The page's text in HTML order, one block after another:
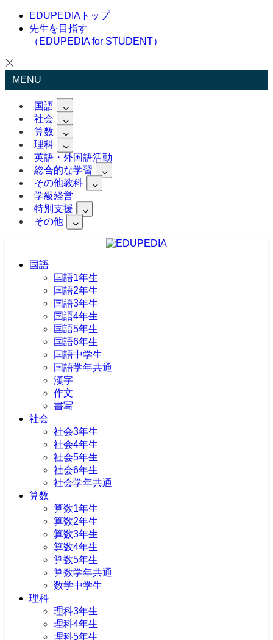
EDUPEDIAトップ
先生を目指す
（EDUPEDIA for STUDENT）
MENU
国語
社会
算数
理科
英語・外国語活動
総合的な学習
その他教科
学級経営
特別支援
その他
国語
国語1年生
国語2年生
国語3年生
国語4年生
国語5年生
国語6年生
国語中学生
国語学年共通
漢字
作文
書写
社会
社会3年生
社会4年生
社会5年生
社会6年生
社会学年共通
算数
算数1年生
算数2年生
算数3年生
算数4年生
算数5年生
算数学年共通
数学中学生
理科
理科3年生
理科4年生
理科5年生